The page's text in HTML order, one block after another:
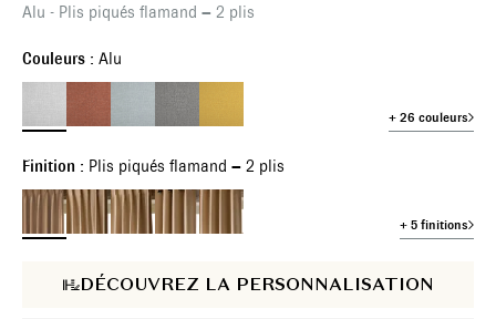
Alu - Plis piqués flamand – 2 plis
Couleurs : Alu
+ 26 couleurs
Finition : Plis piqués flamand – 2 plis
+ 5 finitions
DÉCOUVREZ LA PERSONNALISATION